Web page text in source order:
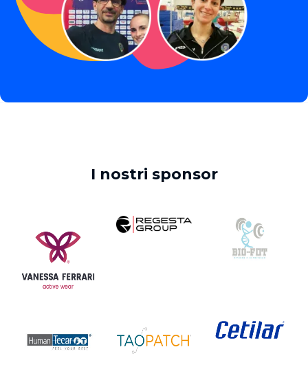
I nostri sponsor